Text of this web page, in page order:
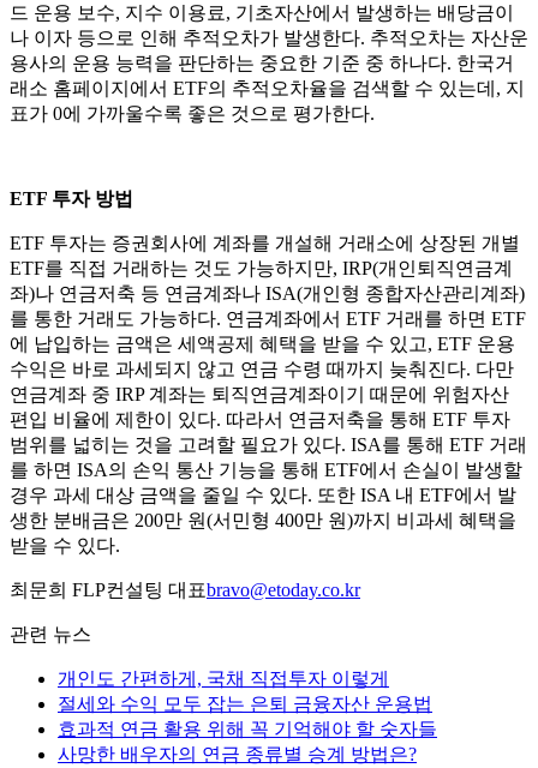
드 운용 보수, 지수 이용료, 기초자산에서 발생하는 배당금이
나 이자 등으로 인해 추적오차가 발생한다. 추적오차는 자산운
용사의 운용 능력을 판단하는 중요한 기준 중 하나다. 한국거
래소 홈페이지에서 ETF의 추적오차율을 검색할 수 있는데, 지
표가 0에 가까울수록 좋은 것으로 평가한다.
ETF 투자 방법
ETF 투자는 증권회사에 계좌를 개설해 거래소에 상장된 개별
ETF를 직접 거래하는 것도 가능하지만, IRP(개인퇴직연금계
좌)나 연금저축 등 연금계좌나 ISA(개인형 종합자산관리계좌)
를 통한 거래도 가능하다. 연금계좌에서 ETF 거래를 하면 ETF
에 납입하는 금액은 세액공제 혜택을 받을 수 있고, ETF 운용
수익은 바로 과세되지 않고 연금 수령 때까지 늦춰진다. 다만
연금계좌 중 IRP 계좌는 퇴직연금계좌이기 때문에 위험자산
편입 비율에 제한이 있다. 따라서 연금저축을 통해 ETF 투자
범위를 넓히는 것을 고려할 필요가 있다. ISA를 통해 ETF 거래
를 하면 ISA의 손익 통산 기능을 통해 ETF에서 손실이 발생할
경우 과세 대상 금액을 줄일 수 있다. 또한 ISA 내 ETF에서 발
생한 분배금은 200만 원(서민형 400만 원)까지 비과세 혜택을
받을 수 있다.
최문희 FLP컨설팅 대표bravo@etoday.co.kr
관련 뉴스
개인도 간편하게, 국채 직접투자 이렇게
절세와 수익 모두 잡는 은퇴 금융자산 운용법
효과적 연금 활용 위해 꼭 기억해야 할 숫자들
사망한 배우자의 연금 종류별 승계 방법은?